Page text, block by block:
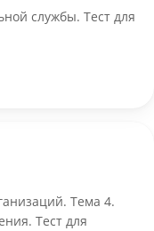
службы. Тест для
Тема 4.
Тест для